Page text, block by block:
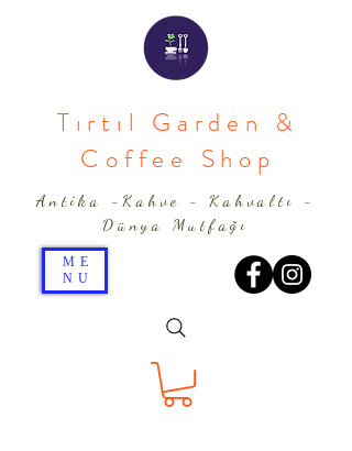
Tırtıl Garden &
Coffee Shop
ME
NU
Antika -Kahve - Kahvaltı -
Dünya Mutfağı